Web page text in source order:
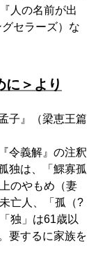
人の名前が出
セラーズ）な
に＞より
子』（梁恵王篇
令義解』の注釈
独は、「鰥寡孤
のやもめ（妻
亡人、「孤（?
独」は61歳以
要するに家族を